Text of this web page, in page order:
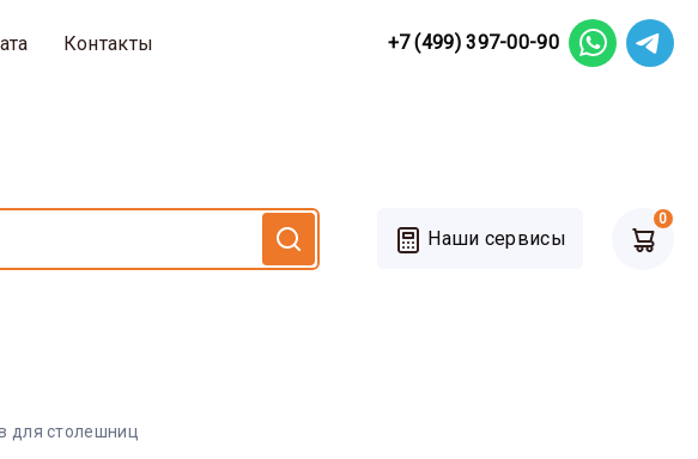
Контакты +7 (499) 397-00-90
Наши сервисы
0
для столешниц